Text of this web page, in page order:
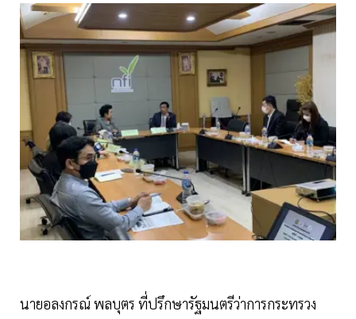
นายอลงกรณ์ พลบุตร ที่ปรึกษารัฐมนตรีว่าการกระทรวง